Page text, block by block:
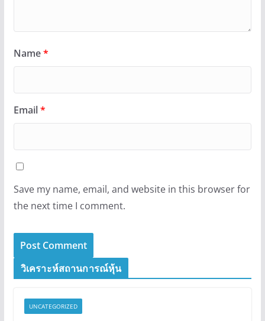
Name*
Email*
Save my name, email, and website in this browser for
the next time I comment.
วิเคราะห์สถานการณ์หุ้น
UNCATEGORIZED